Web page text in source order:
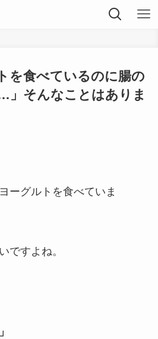
を食べているのに腸の
」そんなことはありま
ーグルトを食べていま
ですよね。